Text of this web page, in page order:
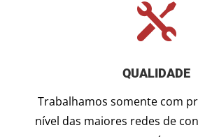

QUALIDADE
Trabalhamos somente com
nível das maiores redes de